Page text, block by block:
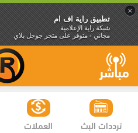
×
تطبيق راية اف ام
شبكة راية الإعلامية
مجاني - متوفر على متجر جوجل بلاي
العملات ترددات البث